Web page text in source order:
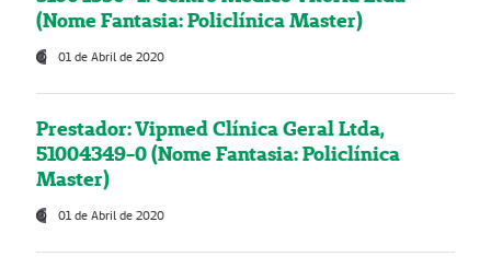
(Nome Fantasia: Policlínica Master)
01 de Abril de 2020
Prestador: Vipmed Clínica Geral Ltda,
51004349-0 (Nome Fantasia: Policlínica
Master)
01 de Abril de 2020